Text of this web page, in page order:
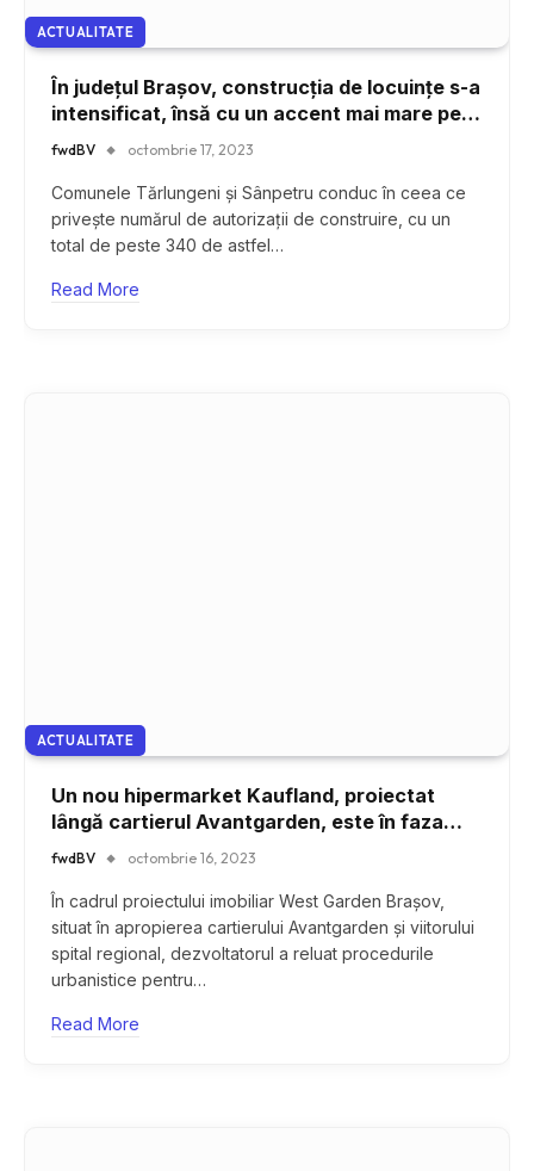
ACTUALITATE
În județul Brașov, construcția de locuințe s-a
intensificat, însă cu un accent mai mare pe
densitate
fwdBV octombrie 17, 2023
Comunele Tărlungeni și Sânpetru conduc în ceea ce
privește numărul de autorizații de construire, cu un
total de peste 340 de astfel…
Read More
ACTUALITATE
Un nou hipermarket Kaufland, proiectat
lângă cartierul Avantgarden, este în faza
autorizărilor
fwdBV octombrie 16, 2023
În cadrul proiectului imobiliar West Garden Brașov,
situat în apropierea cartierului Avantgarden și viitorului
spital regional, dezvoltatorul a reluat procedurile
urbanistice pentru…
Read More